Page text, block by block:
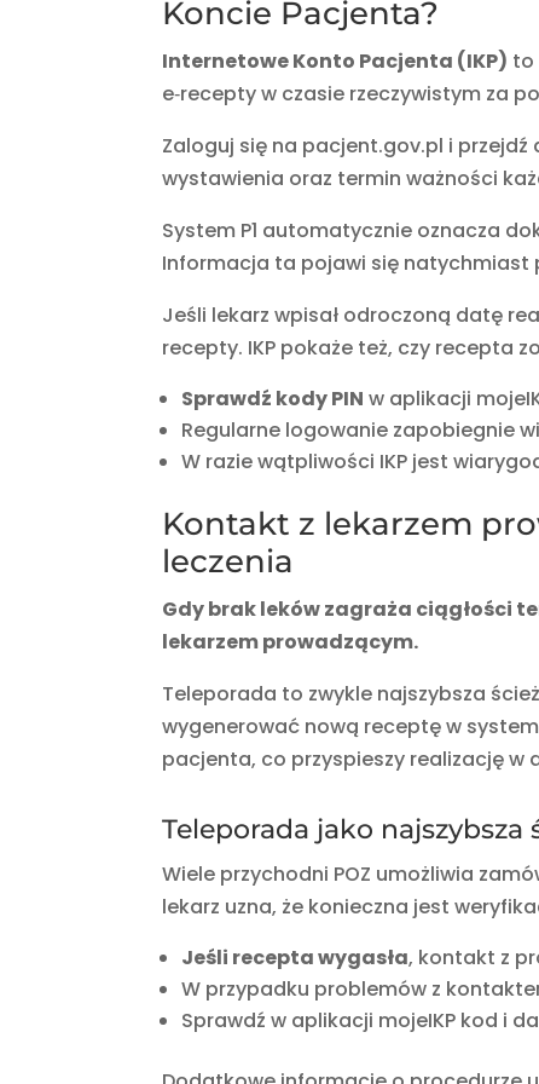
Koncie Pacjenta?
Internetowe Konto Pacjenta (IKP) to
e‑recepty w czasie rzeczywistym za
Zaloguj się na pacjent.gov.pl i przejdź
wystawienia oraz termin ważności
System P1 automatycznie oznacza
Informacja ta pojawi się natychmiast
Jeśli lekarz wpisał odroczoną datę
recepty. IKP pokaże też, czy recepta
Sprawdź kody PIN w aplikacji
Regularne logowanie zapobiegnie
W razie wątpliwości IKP jest
Kontakt z lekarzem
leczenia
Gdy brak leków zagraża ciągłości
lekarzem prowadzącym.
Teleporada to zwykle najszybsza
wygenerować nową receptę w
pacjenta, co przyspieszy realizację w
Teleporada jako najszybsza
Wiele przychodni POZ umożliwia
lekarz uzna, że konieczna jest
Jeśli recepta wygasła, kontakt z
W przypadku problemów z
Sprawdź w aplikacji mojeIKP kod i